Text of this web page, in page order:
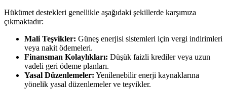
Hükümet destekleri genellikle aşağıdaki şekillerde karşımıza
çıkmaktadır:
Mali Teşvikler: Güneş enerjisi sistemleri için vergi indirimleri
veya nakit ödemeleri.
Finansman Kolaylıkları: Düşük faizli krediler veya uzun
vadeli geri ödeme planları.
Yasal Düzenlemeler: Yenilenebilir enerji kaynaklarına
yönelik yasal düzenlemeler ve teşvikler.